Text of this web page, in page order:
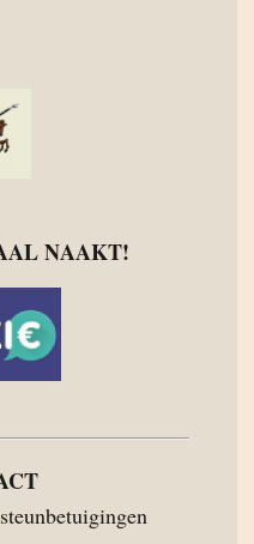
NAAKT!